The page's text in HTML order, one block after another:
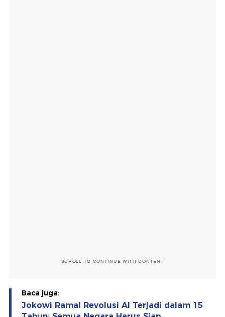
SCROLL TO CONTINUE WITH CONTENT
Baca juga:
Jokowi Ramal Revolusi AI Terjadi dalam 15